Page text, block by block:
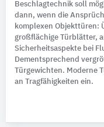
Beschlagtechnik soll
dann, wenn die
komplexen Objekttüren:
großflächige Türblätter,
Sicherheitsaspekte bei
Dementsprechend
Türgewichten. Moderne
an Tragfähigkeiten ein.